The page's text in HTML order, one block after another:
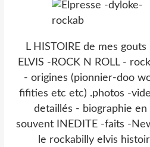
L HISTOIRE de mes
ELVIS -ROCK N ROLL -
- origines (pionnier-doo
fifities etc etc) .photos -
detaillés - biographie en
souvent INEDITE -faits -
le rockabilly elvis